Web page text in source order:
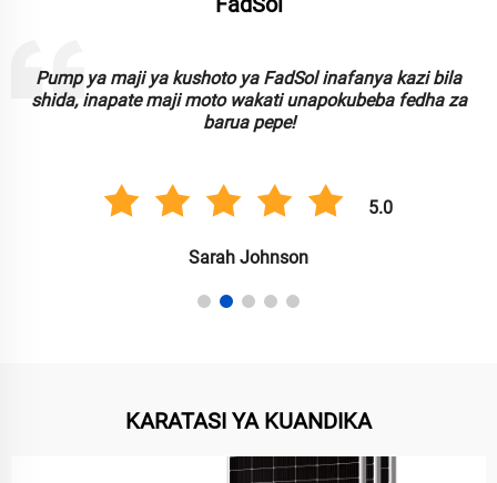
inafanya kazi bila
fedha za
5.0
Taa za kushoto za FadSol ni
kufidi. Zinazofaa kwa kupanga
KARATASI YA KUANDIKA